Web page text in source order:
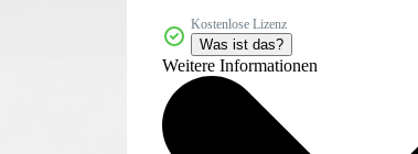
Kostenlose Lizenz
Was ist das?
Weitere Informationen